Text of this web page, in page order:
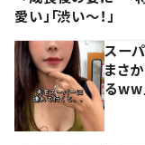
愛い」「渋い～！」
スー
まさ
るww